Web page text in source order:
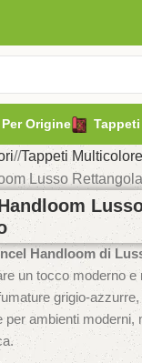
Origine
/ Tappeti Multicolore
Lusso
Handloom di
un tocco moderno
grigio-
per ambienti